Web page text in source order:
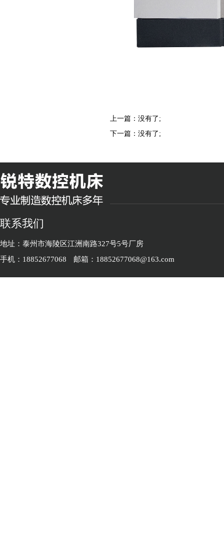
上一篇：没有了;
下一篇：没有了;
联系我们
地址：泰州市海陵区江洲南路327号5号厂房
手机：18852677068
邮箱：18852677068@163.com